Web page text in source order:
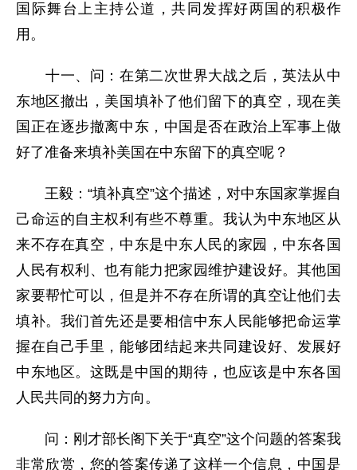
国际舞台上主持公道，共同发挥好两国的积极作
用。
十一、问：在第二次世界大战之后，英法从中
东地区撤出，美国填补了他们留下的真空，现在美
国正在逐步撤离中东，中国是否在政治上军事上做
好了准备来填补美国在中东留下的真空呢？
王毅：“填补真空”这个描述，对中东国家掌握自
己命运的自主权利有些不尊重。我认为中东地区从
来不存在真空，中东是中东人民的家园，中东各国
人民有权利、也有能力把家园维护建设好。其他国
家要帮忙可以，但是并不存在所谓的真空让他们去
填补。我们首先还是要相信中东人民能够把命运掌
握在自己手里，能够团结起来共同建设好、发展好
中东地区。这既是中国的期待，也应该是中东各国
人民共同的努力方向。
问：刚才部长阁下关于“真空”这个问题的答案我
非常欣赏，您的答案传递了这样一个信息，中国是